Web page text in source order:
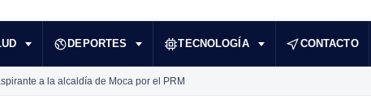
DEPORTES TECNOLOGÍA CONTACTO
a la alcaldía de Moca por el PRM